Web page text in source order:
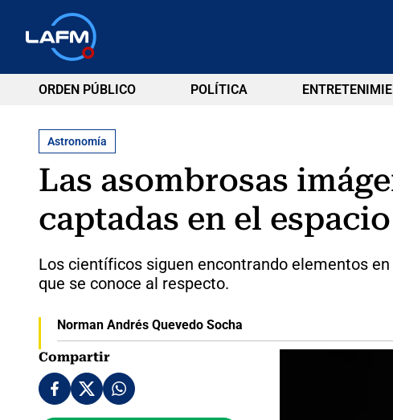
ORDEN PÚBLICO POLÍTICA
Astronomía
Las asombrosas
captadas en el espacio
Los científicos siguen encontrando elementos
que se conoce al respecto.
Norman Andrés Quevedo Socha
Compartir